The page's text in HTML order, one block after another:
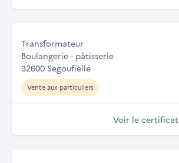
Transformateur
Boulangerie - pâtisserie
32600 Segoufielle
Vente aux particuliers
Voir le certificat